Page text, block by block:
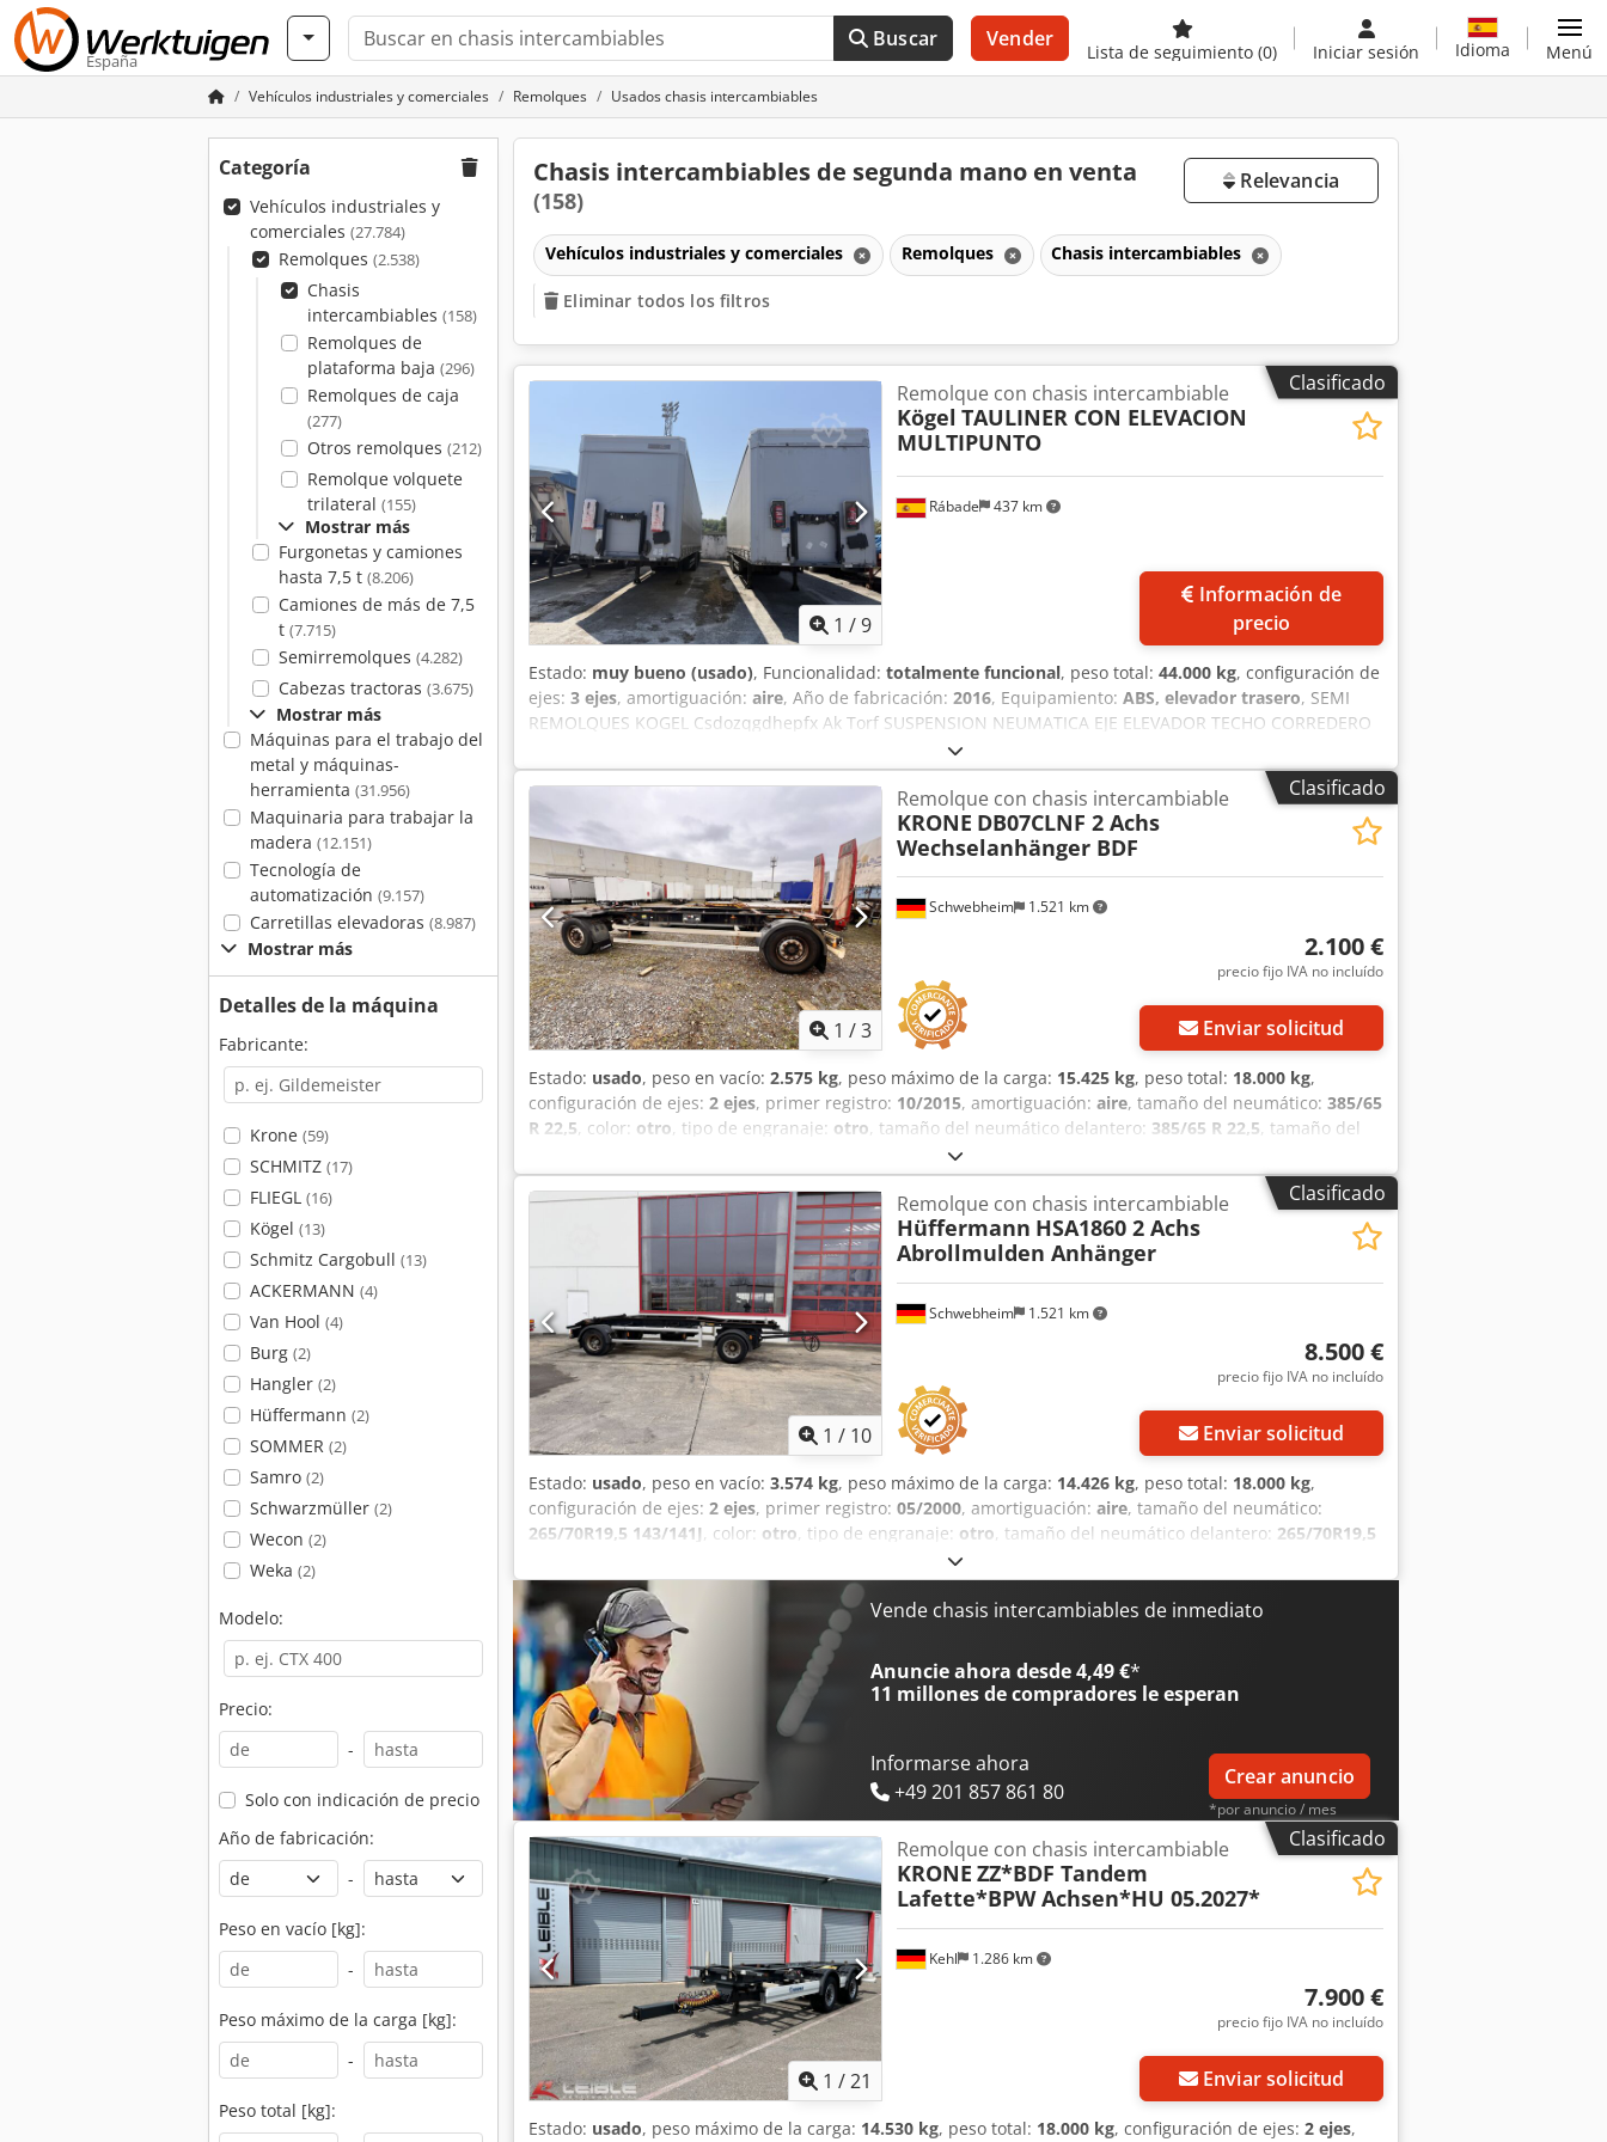
España
Buscar Vender
Lista de seguimiento (0) Iniciar sesión Idioma Menú
Vehículos industriales y comerciales Remolques Usados chasis intercambiables
Categoría
Vehículos industriales y
comerciales (27.784)
Remolques (2.538)
Chasis
intercambiables (158)
Remolques de
plataforma baja (296)
Remolques de caja
(277)
Otros remolques (212)
Remolque volquete
trilateral (155)
Mostrar más
Furgonetas y camiones
hasta 7,5 t (8.206)
Camiones de más de 7,5
t (7.715)
Semirremolques (4.282)
Cabezas tractoras (3.675)
Mostrar más
Máquinas para el trabajo del
metal y máquinas-
herramienta (31.956)
Maquinaria para trabajar la
madera (12.151)
Tecnología de
automatización (9.157)
Carretillas elevadoras (8.987)
Mostrar más
Detalles de la máquina
Fabricante:
Krone (59)
SCHMITZ (17)
FLIEGL (16)
Kögel (13)
Schmitz Cargobull (13)
ACKERMANN (4)
Van Hool (4)
Burg (2)
Hangler (2)
Hüffermann (2)
SOMMER (2)
Samro (2)
Schwarzmüller (2)
Wecon (2)
Weka (2)
Modelo:
Precio:
-
Solo con indicación de precio
Año de fabricación:
-
Peso en vacío [kg]:
-
Peso máximo de la carga [kg]:
-
Peso total [kg]:
Chasis intercambiables de segunda mano en venta
(158)
Relevancia
Vehículos industriales y comerciales Remolques Chasis intercambiables
Eliminar todos los filtros
Clasificado
1 /9
Rábade 437 km
Remolque con chasis intercambiable
Kögel TAULINER CON ELEVACION
MULTIPUNTO
precio
Estado: muy bueno (usado), Funcionalidad: totalmente funcional, peso total: 44.000 kg, configuración de
ejes: 3 ejes, amortiguación: aire, Año de fabricación: 2016, Equipamiento: ABS, elevador trasero, SEMI
REMOLQUES KOGEL Csdozqgdhepfx Ak Torf SUSPENSION NEUMATICA EJE ELEVADOR TECHO CORREDERO
Clasificado
1 /3
Schwebheim 1.521 km
Remolque con chasis intercambiable
KRONE DB07CLNF 2 Achs
Wechselanhänger BDF
2.100 €
precio fijo IVA no incluído
Enviar solicitud
Estado: usado, peso en vacío: 2.575 kg, peso máximo de la carga: 15.425 kg, peso total: 18.000 kg,
configuración de ejes: 2 ejes, primer registro: 10/2015, amortiguación: aire, tamaño del neumático: 385/65
R 22,5, color: otro, tipo de engranaje: otro, tamaño del neumático delantero: 385/65 R 22,5, tamaño del
, cabina del conductor:
ABS, freno de aire comprimido, - Errores de impresión, omisiones y modificaciones reservadas, imágenes
de muestra -, Más datos en: !, Más detalles: ! Csdpozr Sa Rofx Ak Tsrf
Clasificado
1 / 10
Schwebheim 1.521 km
Remolque con chasis intercambiable
Hüffermann HSA1860 2 Achs
Abrollmulden Anhänger
8.500 €
precio fijo IVA no incluído
Enviar solicitud
Estado: usado, peso en vacío: 3.574 kg, peso máximo de la carga: 14.426 kg, peso total: 18.000 kg,
configuración de ejes: 2 ejes, primer registro: 05/2000, amortiguación: aire, tamaño del neumático:
265/70R19,5 143/141J, color: otro, tipo de engranaje: otro, tamaño del neumático delantero: 265/70R19,5
265/70R19,5 143/141J
emisión:ninguno, Equipamiento:ABS, freno de aire comprimido, trasero con protección
antiempotramiento abatible, -- Sujeto a errores de impresión, errores y cambios, fotos de muestra -- Más
datos en: !, Más detalles en: ! Crodpozrqg Njfx Ak Tsf
Vende chasis intercambiables de inmediato
Anuncie ahora desde 4,49 €*
11 millones de compradores le esperan
Informarse ahora
+49 201 857 861 80
Crear anuncio
*por anuncio / mes
Clasificado
1 /21
Kehl 1.286 km
Remolque con chasis intercambiable
KRONE ZZ*BDF Tandem
Lafette*BPW Achsen*HU 05.2027*
7.900 €
precio fijo IVA no incluído
Enviar solicitud
Estado: usado, peso máximo de la carga: 14.530 kg, peso total: 18.000 kg, configuración de ejes: 2 ejes,